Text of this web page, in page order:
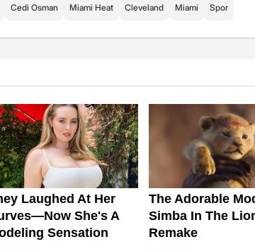
Cedi Osman Miami Heat Cleveland Miami Spor